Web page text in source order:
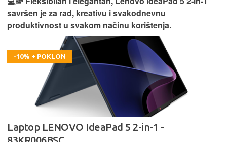
savršen je za rad, kreativu i svakodnevnu
produktivnost u svakom načinu korištenja.
-10% + POKLON
Laptop LENOVO IdeaPad 5 2-in-1 -